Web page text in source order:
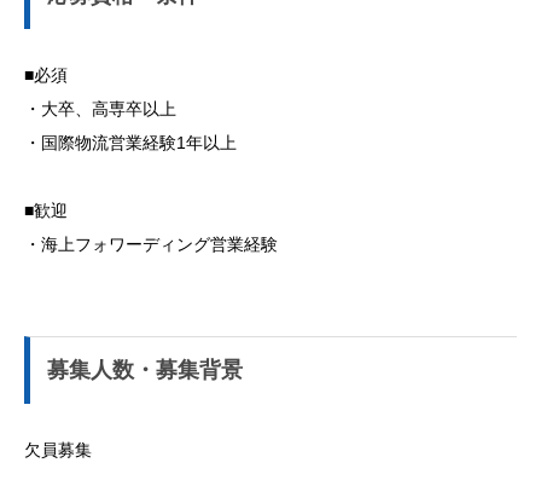
■必須
・大卒、高専卒以上
・国際物流営業経験1年以上
■歓迎
・海上フォワーディング営業経験
募集人数・募集背景
欠員募集